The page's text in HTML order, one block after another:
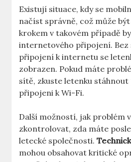
Existují situace, kdy se
načíst správně, což může
krokem v takovém případě
internetového připojení. Bez
připojení k internetu se
zobrazen. Pokud máte
sítě, zkuste letenku
připojeni k Wi-Fi.
Další možností, jak problém
zkontrolovat, zda máte
letecké společnosti.
mohou obsahovat kritické